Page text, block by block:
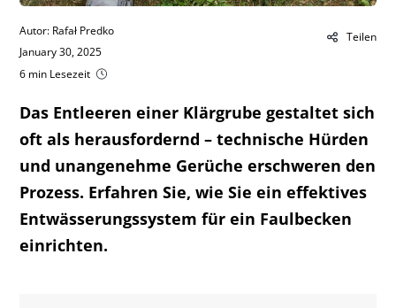
Das Entleeren einer Klärgrube gestaltet sich
oft als herausfordernd – technische Hürden
und unangenehme Gerüche erschweren den
Prozess. Erfahren Sie, wie Sie ein effektives
Entwässerungssystem für ein Faulbecken
einrichten.
Teilen
Autor: Rafał Predko
January 30, 2025
6 min Lesezeit